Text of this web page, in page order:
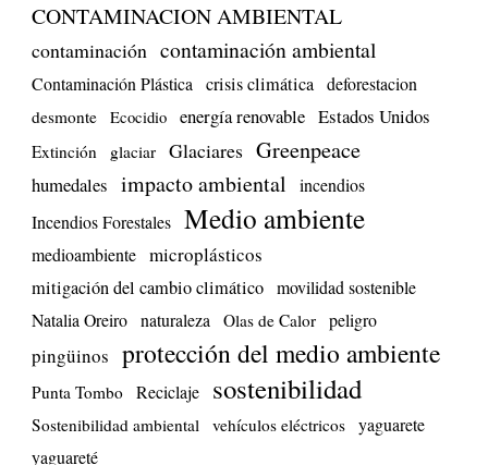
CONTAMINACION AMBIENTAL
contaminación contaminación ambiental
Contaminación Plástica crisis climática deforestacion
desmonte Ecocidio energía renovable Estados Unidos
Extinción glaciar Glaciares Greenpeace
humedales impacto ambiental
incendios
Incendios Forestales Medio ambiente
medioambiente microplásticos
mitigación del cambio climático movilidad sostenible
Natalia Oreiro naturaleza Olas de Calor peligro
pingüinos protección del medio ambiente
Punta Tombo Reciclaje sostenibilidad
Sostenibilidad ambiental vehículos eléctricos
yaguarete
yaguareté